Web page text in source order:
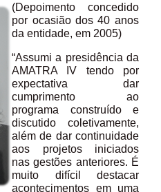
(Depoimento concedido
por ocasião dos 40 anos
da entidade, em 2005)
“Assumi a presidência da
AMATRA IV tendo por
expectativa dar
cumprimento ao
programa construído e
discutido coletivamente,
além de dar continuidade
aos projetos iniciados
nas gestões anteriores. É
muito difícil destacar
acontecimentos em uma